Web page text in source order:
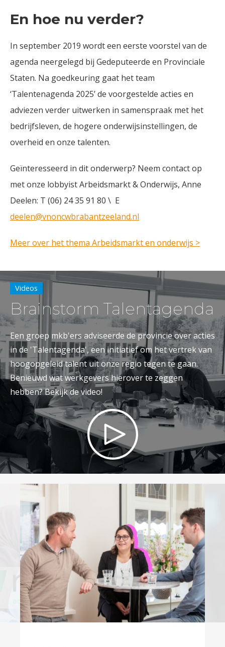
En hoe nu verder?
In september 2019 wordt een eerste voorstel van de
agenda neergelegd bij Gedeputeerde en Provinciale
Staten. Na goedkeuring gaat het team
‘Talentenagenda 2025’ de voorgestelde acties en
adviezen verder uitwerken in samenspraak met het
bedrijfsleven, de hogere onderwijsinstellingen, de
overheid en onze talenten.
Geïnteresseerd in dit onderwerp? Neem contact op
met onze lobbyist Arbeidsmarkt & Onderwijs, Anne
Deelen: T (06) 24 35 91 80 \ E
deelen@vnoncwbrabantzeeland.nl
Meer over het thema Arbeidsmarkt en onderwijs >
Videos
Brainstorm Talentagenda
Een groep mkb'ers adviseerde de provincie over acties
in de 'Talentagenda', een initiatief om het vertrek van
hoogopgeleid talent uit onze regio tegen te gaan.
Benieuwd wat werkgevers hierover te zeggen
hebben? Bekijk de video!